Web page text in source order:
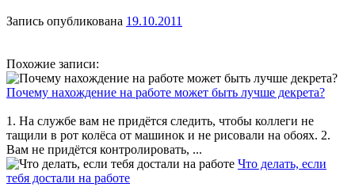
Запись опубликована 19.10.2011
Похожие записи:
Почему нахождение на работе может быть лучше декрета?
1. На службе вам не придётся следить, чтобы коллеги не
тащили в рот колёса от машинок и не рисовали на обоях. 2.
Вам не придётся контролировать, ...
Что делать, если
тебя достали на работе